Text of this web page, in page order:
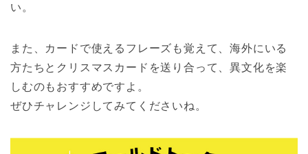
い。
また、カードで使えるフレーズも覚えて、海外にいる
方たちとクリスマスカードを送り合って、異文化を楽
しむのもおすすめですよ。
ぜひチャレンジしてみてくださいね。